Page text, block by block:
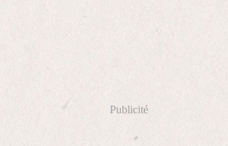
Publicité